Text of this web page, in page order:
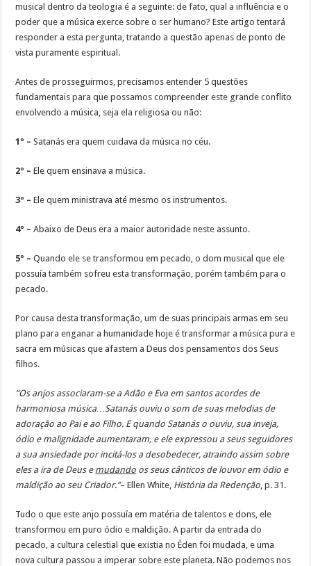
musical dentro da teologia é a seguinte: de fato, qual a influência e o
poder que a música exerce sobre o ser humano? Este artigo tentará
responder a esta pergunta, tratando a questão apenas de ponto de
vista puramente espiritual.
Antes de prosseguirmos, precisamos entender 5 questões
fundamentais para que possamos compreender este grande conflito
envolvendo a música, seja ela religiosa ou não:
1º –Satanás era quem cuidava da música no céu.
2º –Ele quem ensinava a música.
3º –Ele quem ministrava até mesmo os instrumentos.
4º –Abaixo de Deus era a maior autoridade neste assunto.
5º –Quando ele se transformou em pecado, o dom musical que ele
possuía também sofreu esta transformação, porém também para o
pecado.
Por causa desta transformação, um de suas principais armas em seu
plano para enganar a humanidade hoje é transformar a música pura e
sacra em músicas que afastem a Deus dos pensamentos dos Seus
filhos.
“Os anjos associaram-se a Adão e Eva em santos acordes de
harmoniosa música…Satanás ouviu o som de suas melodias de
adoração ao Pai e ao Filho. E quando Satanás o ouviu, sua inveja,
ódio e malignidade aumentaram, e ele expressou a seus seguidores
a sua ansiedade por incitá-los a desobedecer, atraindo assim sobre
eles a ira de Deus e mudando os seus cânticos de louvor em ódio e
maldição ao seu Criador.”– Ellen White, História da Redenção , p. 31.
Tudo o que este anjo possuía em matéria de talentos e dons, ele
transformou em puro ódio e maldição. A partir da entrada do
pecado, a cultura celestial que existia no Éden foi mudada, e uma
nova cultura passou a imperar sobre este planeta. Não podemos nos